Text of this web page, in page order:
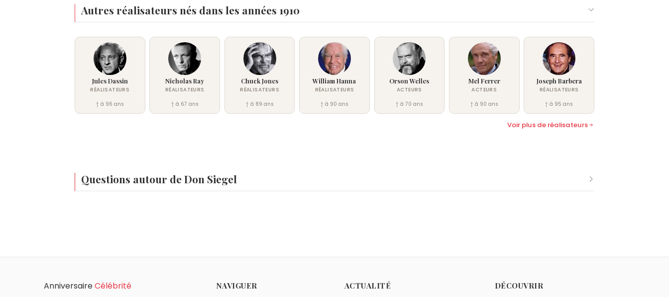
Autres réalisateurs nés dans les années 1910
Jules Dassin
RÉALISATEURS
† à 96 ans
Nicholas Ray
RÉALISATEURS
† à 67 ans
Chuck Jones
RÉALISATEURS
† à 89 ans
William Hanna
RÉALISATEURS
† à 90 ans
Orson Welles
ACTEURS
† à 70 ans
Mel Ferrer
ACTEURS
† à 90 ans
Joseph Barbera
RÉALISATEURS
† à 95 ans
Voir plus de réalisateurs
Questions autour de Don Siegel
Robert Zemeckis John Landis,Vincente Minnelli William Friedkinsont nés à
AnniversaireCélébrité NAVIGUER ACTUALITÉ DÉCOUVRIR